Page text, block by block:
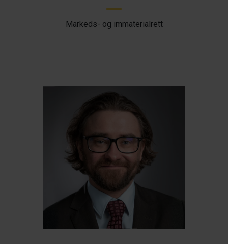
Markeds- og immaterialrett